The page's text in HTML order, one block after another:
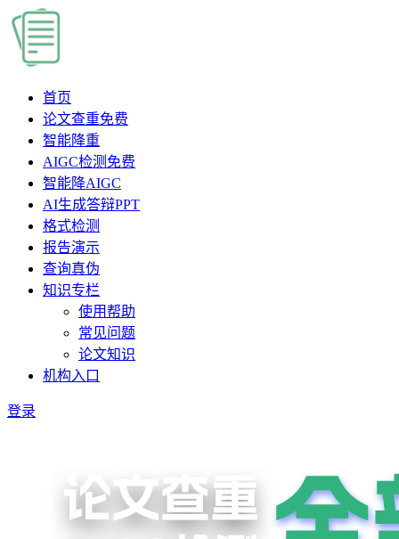
首页
论文查重免费
智能降重
AIGC检测 免费
智能降AIGC
AI生成答辩PPT
格式检测
报告演示
查询真伪
知识专栏
使用帮助
常见问题
论文知识
机构入口
登录